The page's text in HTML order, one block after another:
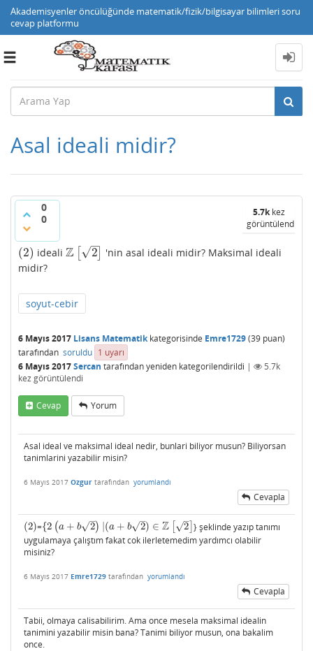
Akademisyenler öncülüğünde matematik/fizik/bilgisayar bilimleri soru
cevap platformu
Toggle
Asal ideali midir?
0
0
5.7kkez
görüntülendi
(2)
(2) ideali Z 2
–
√
Z[ ]
'nin asal ideali midir? Maksimal ideali
midir?
soyut-cebir
6 Mayıs 2017 Lisans Matematikkategorisinde Emre1729(39 puan)
tarafından soruldu 1 uyarı
6 Mayıs 2017Sercan tarafındanyeniden kategorilendirildi |
5.7k
kez görüntülendi
Cevap Yorum
Asal ideal ve maksimal ideal nedir, bunlari biliyor musun? Biliyorsan
tanimlarini yazabilir misin?
6 Mayıs 2017 Ozgur tarafından yorumlandı
Cevapla
(2)
(2) ={2 (a + b 2
–
√ ) (a + b 2
–
√ ) ∈ Z 2
–
√
{2( a+b2) |(a+b2 )∈Z[2 ]
} şeklinde yazıp tanımı
uygulamaya çalıştım fakat cok ilerletemedim yardımcı olabilir
misiniz?
6 Mayıs 2017 Emre1729 tarafından yorumlandı
Cevapla
Tabii, olmaya calisabilirim. Ama once mesela maksimal idealin
tanimini yazabilir misin bana? Tanimi biliyor musun, ona bakalim
once.